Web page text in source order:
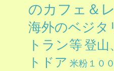
のカフェ＆
海外のベジタ
トラン等登山
トドア 米粉１０